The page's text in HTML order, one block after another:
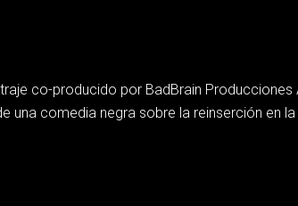
co-producido por BadBrain Producciones
una comedia negra sobre la reinserción en la